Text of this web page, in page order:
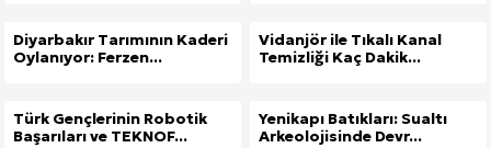
Diyarbakır Tarımının Kaderi
Oylanıyor: Ferzen...
Vidanjör ile Tıkalı Kanal
Temizliği Kaç Dakik...
Türk Gençlerinin Robotik
Başarıları ve TEKNOF...
Yenikapı Batıkları: Sualtı
Arkeolojisinde Devr...